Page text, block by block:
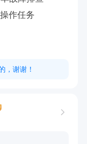
作任务
有较强的责任
作安排；
性疾病，能适
，谢谢！